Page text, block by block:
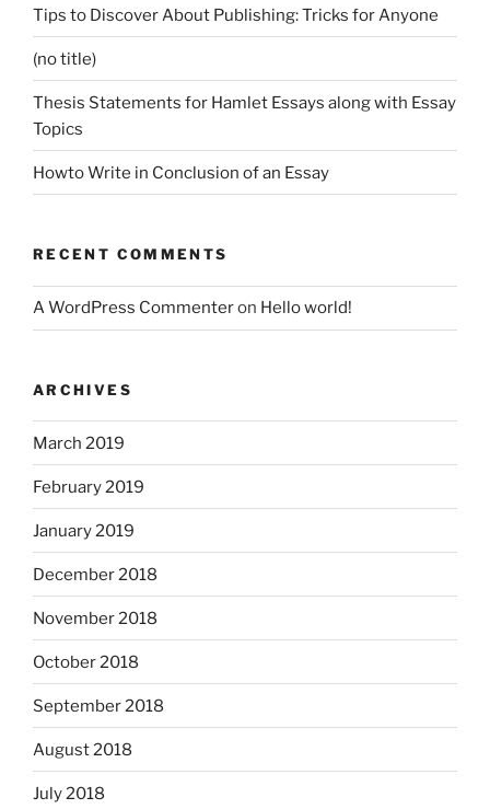
Tips to Discover About Publishing: Tricks for Anyone
(no title)
Thesis Statements for Hamlet Essays along with Essay
Topics
Howto Write in Conclusion of an Essay
RECENT COMMENTS
A WordPress Commenteron Hello world!
ARCHIVES
March 2019
February 2019
January 2019
December 2018
November 2018
October 2018
September 2018
August 2018
July 2018